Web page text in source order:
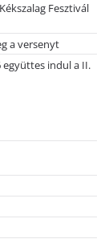
Fesztivál
a versenyt
együttes indul a II.